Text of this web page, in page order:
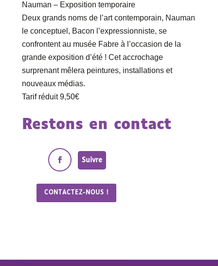
Nauman – Exposition temporaire
Deux grands noms de l’art contemporain, Nauman
le conceptuel, Bacon l’expressionniste, se
confrontent au musée Fabre à l’occasion de la
grande exposition d’été ! Cet accrochage
surprenant mêlera peintures, installations et
nouveaux médias.
Tarif réduit 9,50€
Restons en contact
Suivre
CONTACTEZ-NOUS !